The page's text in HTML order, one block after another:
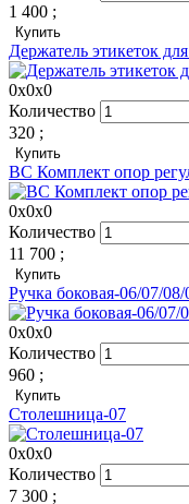
1 400 ;
Купить
Держатель этикеток
0x0x0
Количество
320 ;
Купить
ВС Комплект опор
0x0x0
Количество
11 700 ;
Купить
Ручка боковая-06/07/08/
0x0x0
Количество
960 ;
Купить
Столешница-07
0x0x0
Количество
7 300 ;